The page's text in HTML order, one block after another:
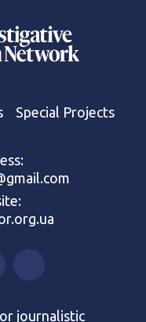
Special Projects
journalistic